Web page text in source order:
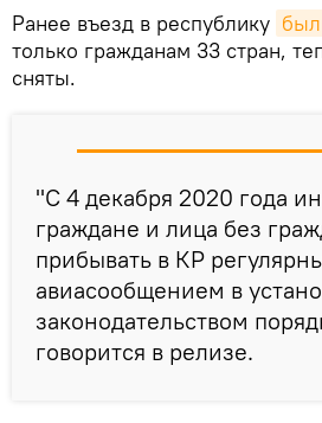
Ранее въезд в республику
только гражданам 33 стран,
сняты.
"С 4 декабря 2020 года
граждане и лица без
прибывать в КР
авиасообщением в
законодательством
говорится в релизе.